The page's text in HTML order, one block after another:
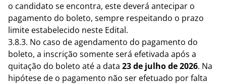
o candidato se encontra, este deverá antecipar o
pagamento do boleto, sempre respeitando o prazo
limite estabelecido neste Edital.
3.8.3. No caso de agendamento do pagamento do
boleto, a inscrição somente será efetivada após a
quitação do boleto até a data 23 de julho de 2026. Na
hipótese de o pagamento não ser efetuado por falta